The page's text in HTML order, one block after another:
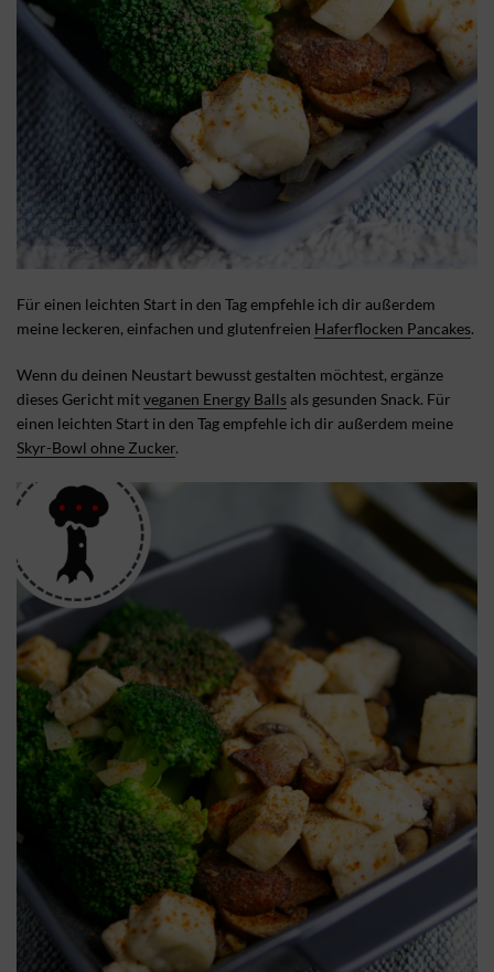
Für einen leichten Start in den Tag empfehle ich dir außerdem
meine leckeren, einfachen und glutenfreien Haferflocken Pancakes.
Wenn du deinen Neustart bewusst gestalten möchtest, ergänze
dieses Gericht mitveganen Energy Balls als gesunden Snack. Für
einen leichten Start in den Tag empfehle ich dir außerdem meine
Skyr-Bowl ohne Zucker.